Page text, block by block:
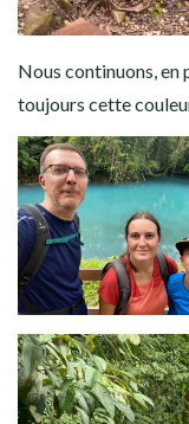
Nous continuons, en
toujours cette